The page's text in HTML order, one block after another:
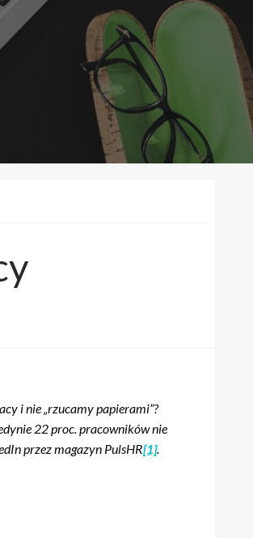
i nie „rzucamy papierami”?
22 proc. pracowników nie
przez magazyn PulsHR[1].